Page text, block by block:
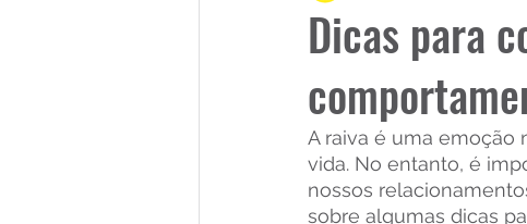
Dicas para
A raiva é uma
vida. No entanto, é
nossos
sobre algumas dicas